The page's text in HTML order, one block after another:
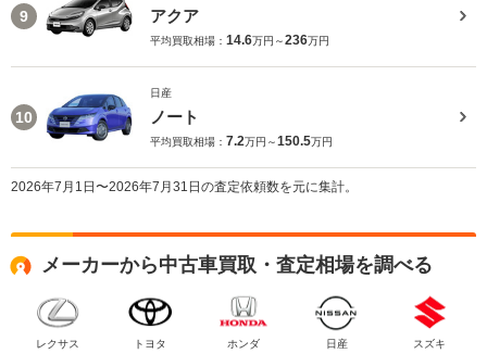
9 アクア
平均買取相場： 14.6万円～236万円
10
日産
ノート
平均買取相場： 7.2万円～150.5万円
2026年7月1日〜2026年7月31日の査定依頼数を元に集計。
メーカーから中古車買取・査定相場を調べる
レクサス トヨタ ホンダ 日産 スズキ